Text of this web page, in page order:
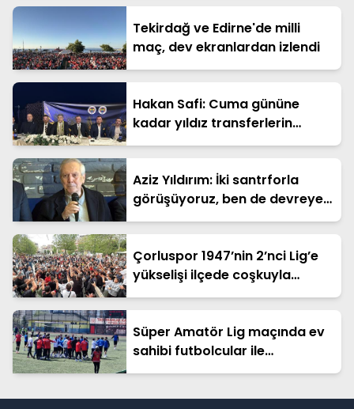
Tekirdağ ve Edirne'de milli
maç, dev ekranlardan izlendi
Hakan Safi: Cuma gününe
kadar yıldız transferlerin
isimlerini açıklayacağız
Aziz Yıldırım: İki santrforla
görüşüyoruz, ben de devreye
girdim
Çorluspor 1947’nin 2’nci Lig’e
yükselişi ilçede coşkuyla
kutlandı
Süper Amatör Lig maçında ev
sahibi futbolcular ile
deplasman taraftarları